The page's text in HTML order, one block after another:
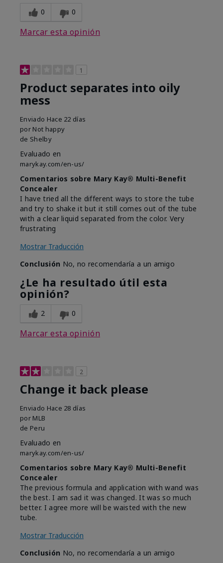
0 0
Marcar esta opinión
1
Product separates into oily
mess
Enviado Hace 22 días
por Not happy
de Shelby
Evaluado en
marykay.com/en-us/
Comentarios sobre Mary Kay® Multi-Benefit
Concealer
I have tried all the different ways to store the tube
and try to shake it but it still comes out of the tube
with a clear liquid separated from the color. Very
frustrating
Mostrar Traducción
Conclusión No, no recomendaría a un amigo
¿Le ha resultado útil esta
opinión?
2 0
Marcar esta opinión
2
Change it back please
Enviado Hace 28 días
por MLB
de Peru
Evaluado en
marykay.com/en-us/
Comentarios sobre Mary Kay® Multi-Benefit
Concealer
The previous formula and application with wand was
the best. I am sad it was changed. It was so much
better. I agree more will be waisted with the new
tube.
Mostrar Traducción
Conclusión No, no recomendaría a un amigo